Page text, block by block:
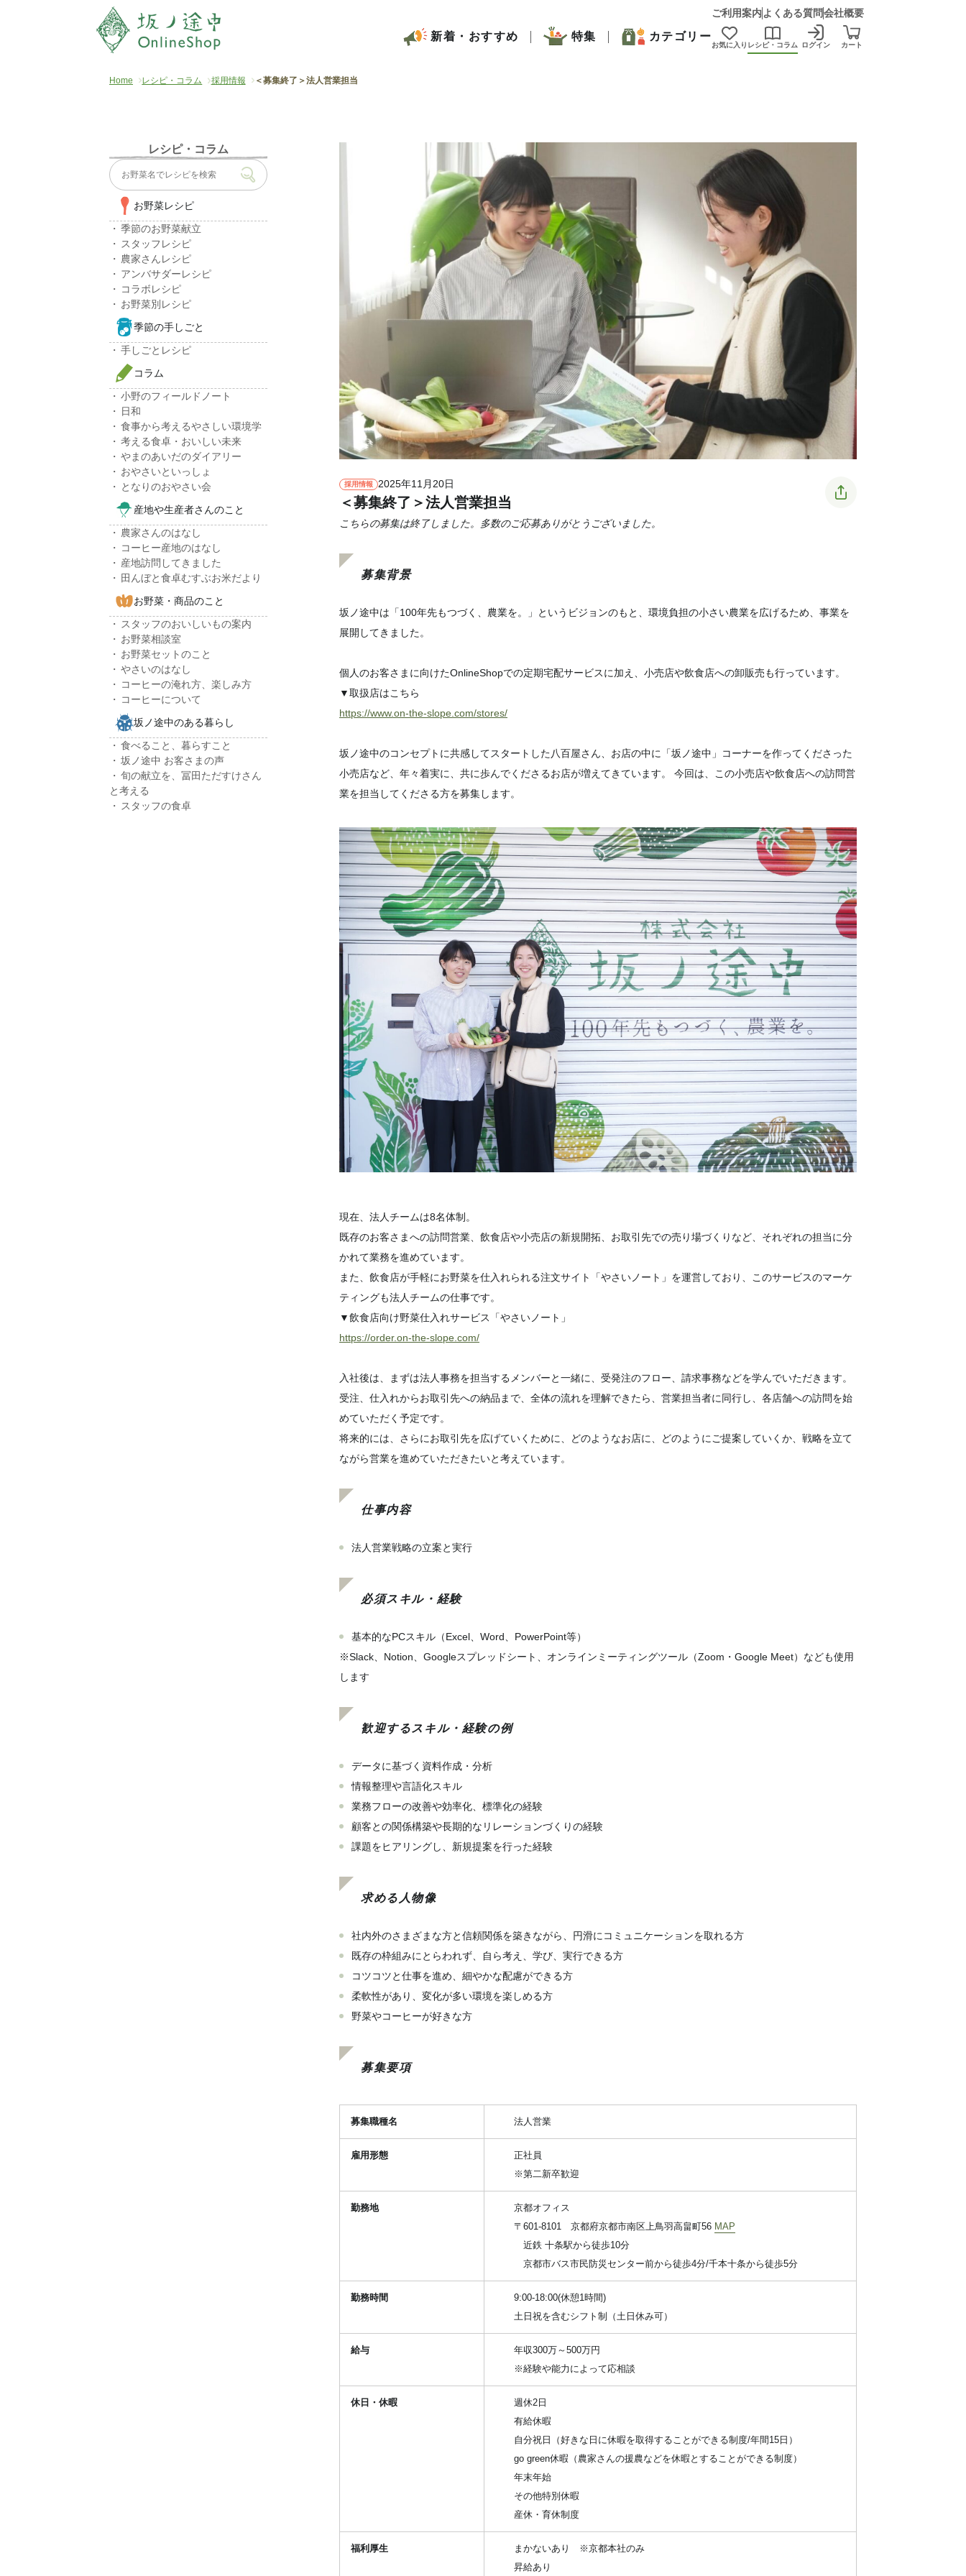
ご利用案内 よくある質問会社概要
新着・おすすめ 特集 カテゴリー
お気に入り レシピ・コラム ログイン カート
Home レシピ・コラム 採用情報 ＜募集終了＞法人営業担当
採用情報 2025年11月20日
＜募集終了＞法人営業担当
こちらの募集は終了しました。多数のご応募ありがとうございました。
募集背景
坂ノ途中は「100年先もつづく、農業を。」というビジョンのもと、環境負担の小さい農業を広げるため、事業を
展開してきました。
個人のお客さまに向けたOnlineShopでの定期宅配サービスに加え、小売店や飲食店への卸販売も行っています。
▼取扱店はこちら
https://www.on-the-slope.com/stores/
坂ノ途中のコンセプトに共感してスタートした八百屋さん、お店の中に「坂ノ途中」コーナーを作ってくださった
小売店など、年々着実に、共に歩んでくださるお店が増えてきています。 今回は、この小売店や飲食店への訪問営
業を担当してくださる方を募集します。
現在、法人チームは8名体制。
既存のお客さまへの訪問営業、飲食店や小売店の新規開拓、お取引先での売り場づくりなど、それぞれの担当に分
かれて業務を進めています。
また、飲食店が手軽にお野菜を仕入れられる注文サイト「やさいノート」を運営しており、このサービスのマーケ
ティングも法人チームの仕事です。
▼飲食店向け野菜仕入れサービス「やさいノート」
https://order.on-the-slope.com/
入社後は、まずは法人事務を担当するメンバーと一緒に、受発注のフロー、請求事務などを学んでいただきます。
受注、仕入れからお取引先への納品まで、全体の流れを理解できたら、営業担当者に同行し、各店舗への訪問を始
めていただく予定です。
将来的には、さらにお取引先を広げていくために、どのようなお店に、どのようにご提案していくか、戦略を立て
ながら営業を進めていただきたいと考えています。
仕事内容
法人営業戦略の立案と実行
必須スキル・経験
基本的なPCスキル（Excel、Word、PowerPoint等）
※Slack、Notion、Googleスプレッドシート、オンラインミーティングツール（Zoom・Google Meet）なども使用
します
歓迎するスキル・経験の例
データに基づく資料作成・分析
情報整理や言語化スキル
業務フローの改善や効率化、標準化の経験
顧客との関係構築や長期的なリレーションづくりの経験
課題をヒアリングし、新規提案を行った経験
求める人物像
社内外のさまざまな方と信頼関係を築きながら、円滑にコミュニケーションを取れる方
既存の枠組みにとらわれず、自ら考え、学び、実行できる方
コツコツと仕事を進め、細やかな配慮ができる方
柔軟性があり、変化が多い環境を楽しめる方
野菜やコーヒーが好きな方
募集要項
募集職種名 法人営業
雇用形態
正社員
※第二新卒歓迎
勤務地
京都オフィス
〒601-8101 京都府京都市南区上鳥羽高畠町56 MAP
近鉄 十条駅から徒歩10分
京都市バス市民防災センター前から徒歩4分/千本十条から徒歩5分
勤務時間
9:00-18:00(休憩1時間)
土日祝を含むシフト制（土日休み可）
給与
年収300万～500万円
※経験や能力によって応相談
休日・休暇
週休2日
有給休暇
自分祝日（好きな日に休暇を取得することができる制度/年間15日）
go green休暇（農家さんの援農などを休暇とすることができる制度）
年末年始
その他特別休暇
産休・育休制度
福利厚生
まかないあり ※京都本社のみ
昇給あり
レシピ・コラム
お野菜レシピ
季節のお野菜献立
スタッフレシピ
農家さんレシピ
アンバサダーレシピ
コラボレシピ
お野菜別レシピ
季節の手しごと
手しごとレシピ
コラム
小野のフィールドノート
日和
食事から考えるやさしい環境学
考える食卓・おいしい未来
やまのあいだのダイアリー
おやさいといっしょ
となりのおやさい会
産地や生産者さんのこと
農家さんのはなし
コーヒー産地のはなし
産地訪問してきました
田んぼと食卓むすぶお米だより
お野菜・商品のこと
スタッフのおいしいもの案内
お野菜相談室
お野菜セットのこと
やさいのはなし
コーヒーの淹れ方、楽しみ方
コーヒーについて
坂ノ途中のある暮らし
食べること、暮らすこと
坂ノ途中 お客さまの声
旬の献立を、冨田ただすけさん
と考える
スタッフの食卓